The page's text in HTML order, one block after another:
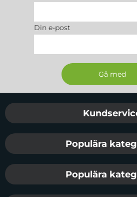
Din e-post
Sidfot Blandad info
Populära
Populära